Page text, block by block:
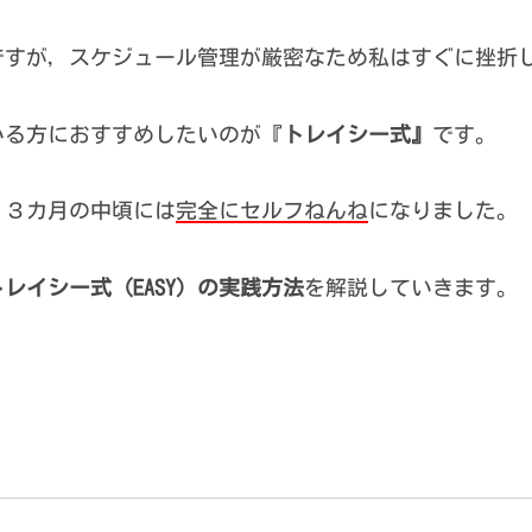
が，スケジュール管理が厳密なため私はすぐに挫折
方におすすめしたいのが『 トレイシー式』 です。
カ月の中頃には完全にセルフねんねになりました。
レイシー式（EASY）の実践方法を解説していきます。